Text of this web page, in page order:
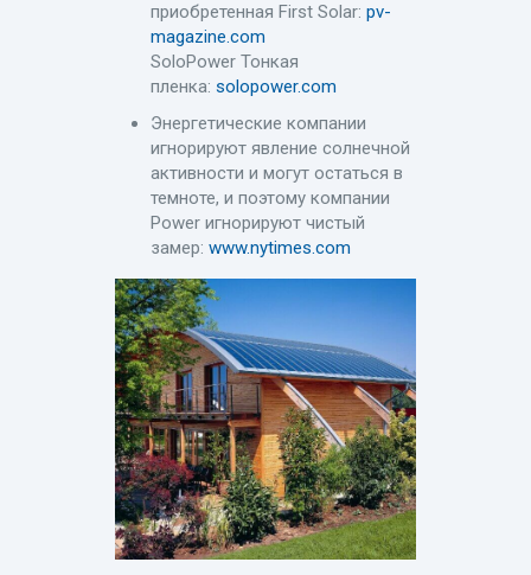
приобретенная First Solar: pv-
magazine.com
SoloPower Тонкая
пленка: solopower.com
Энергетические компании
игнорируют явление солнечной
активности и могут остаться в
темноте, и поэтому компании
Power игнорируют чистый
замер: www.nytimes.com